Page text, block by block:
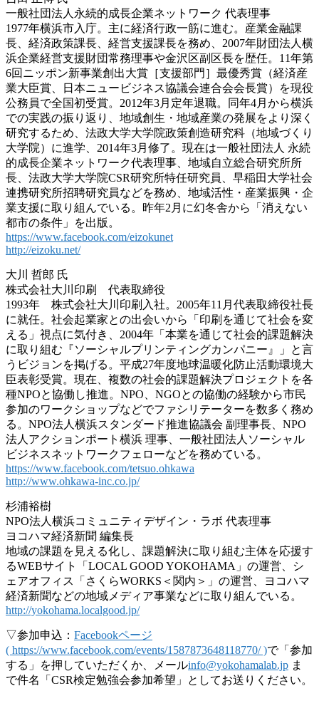
一般社団法人永続的成長企業ネットワーク 代表理事
1977年横浜市入庁。主に経済行政一筋に進む。産業金融課
長、経済政策課長、経営支援課長を務め、2007年財団法人横
浜企業経営支援財団常務理事や金沢区副区長を歴任。11年第
6回ニッポン新事業創出大賞［支援部門］最優秀賞（経済産
業大臣賞、日本ニュービジネス協議会連合会会長賞）を現役
公務員で全国初受賞。2012年3月定年退職。同年4月から横浜
での実践の振り返り、地域創生・地域産業の発展をより深く
研究するため、法政大学大学院政策創造研究科（地域づくり
大学院）に進学、2014年3月修了。現在は一般社団法人 永続
的成長企業ネットワーク代表理事、地域自立総合研究所所
長、法政大学大学院CSR研究所特任研究員、早稲田大学社会
連携研究所招聘研究員などを務め、地域活性・産業振興・企
業支援に取り組んでいる。昨年2月に幻冬舎から「消えない
都市の条件」を出版。
https://www.facebook.com/eizokunet
http://eizoku.net/
大川 哲郎 氏
株式会社大川印刷 代表取締役
1993年 株式会社大川印刷入社。2005年11月代表取締役社長
に就任。社会起業家との出会いから「印刷を通じて社会を変
える」視点に気付き、2004年「本業を通じて社会的課題解決
に取り組む『ソーシャルプリンティングカンパニー』」と言
うビジョンを掲げる。平成27年度地球温暖化防止活動環境大
臣表彰受賞。現在、複数の社会的課題解決プロジェクトを各
種NPOと協働し推進。NPO、NGOとの協働の経験から市民
参加のワークショップなどでファシリテーターを数多く務め
る。NPO法人横浜スタンダード推進協議会 副理事長、NPO
法人アクションポート横浜 理事、一般社団法人ソーシャル
ビジネスネットワークフェローなどを務めている。
https://www.facebook.com/tetsuo.ohkawa
http://www.ohkawa-inc.co.jp/
杉浦裕樹
NPO法人横浜コミュニティデザイン・ラボ 代表理事
ヨコハマ経済新聞 編集長
地域の課題を見える化し、課題解決に取り組む主体を応援す
るWEBサイト「LOCAL GOOD YOKOHAMA」の運営、シ
ェアオフィス「さくらWORKS＜関内＞」の運営、ヨコハマ
経済新聞などの地域メディア事業などに取り組んでいる。
http://yokohama.localgood.jp/
▽参加申込： Facebookページ
( https://www.facebook.com/events/1587873648118770/ )で「参加
する」を押していただくか、メールinfo@yokohamalab.jp ま
で件名「CSR検定勉強会参加希望」としてお送りください。